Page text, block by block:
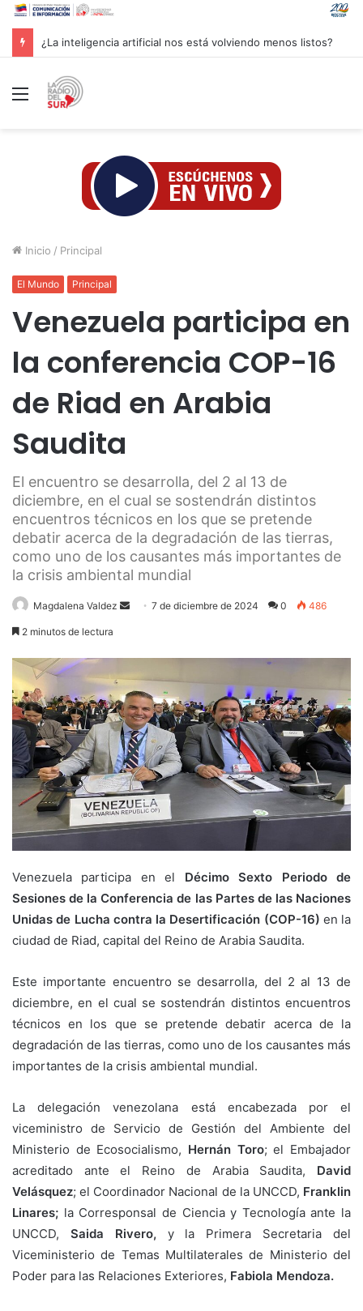
Groenlandia lanza una fuerte advertencia a empresa petrolera vinculada a Trump
Menú
Inicio / Principal
El Mundo Principal
Venezuela participa en
la conferencia COP-16
de Riad en Arabia
Saudita
El encuentro se desarrolla, del 2 al 13 de
diciembre, en el cual se sostendrán distintos
encuentros técnicos en los que se pretende
debatir acerca de la degradación de las tierras,
como uno de los causantes más importantes de
la crisis ambiental mundial
Magdalena Valdez
Send7 de diciembre de 2024 0 486
2 minutos de lectura
Venezuela participa en el Décimo Sexto Periodo de
Sesiones de la Conferencia de las Partes de las Naciones
Unidas de Lucha contra la Desertificación (COP-16) en la
ciudad de Riad, capital del Reino de Arabia Saudita.
Este importante encuentro se desarrolla, del 2 al 13 de
diciembre, en el cual se sostendrán distintos encuentros
técnicos en los que se pretende debatir acerca de la
degradación de las tierras, como uno de los causantes más
importantes de la crisis ambiental mundial.
La delegación venezolana está encabezada por el
viceministro de Servicio de Gestión del Ambiente del
Ministerio de Ecosocialismo, Hernán Toro; el Embajador
acreditado ante el Reino de Arabia Saudita, David
Velásquez; el Coordinador Nacional de la UNCCD, Franklin
Linares; la Corresponsal de Ciencia y Tecnología ante la
UNCCD, Saida Rivero, y la Primera Secretaria del
Viceministerio de Temas Multilaterales de Ministerio del
Poder para las Relaciones Exteriores, Fabiola Mendoza.